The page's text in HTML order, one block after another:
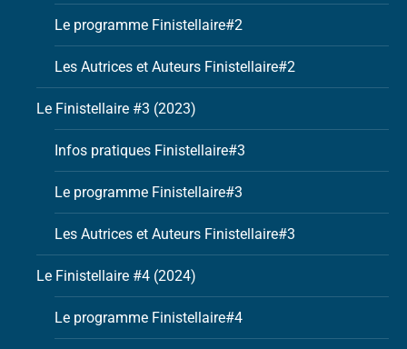
Le programme Finistellaire#2
Les Autrices et Auteurs Finistellaire#2
Le Finistellaire #3 (2023)
Infos pratiques Finistellaire#3
Le programme Finistellaire#3
Les Autrices et Auteurs Finistellaire#3
Le Finistellaire #4 (2024)
Le programme Finistellaire#4